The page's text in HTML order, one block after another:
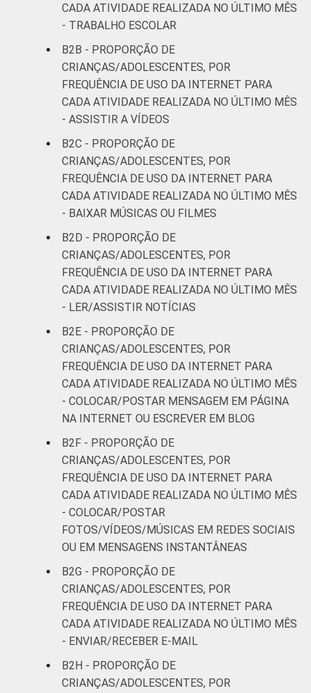
De 15 a 17
anos
RENDA
FAMILIAR
Até 1 SM
Mais de 1
SM até 2 SM
29 33
Mais de 2
SM até 3 SM
Mais de 3
SM
CLASSE
SOCIAL
AB
C 16 21
¹Base: 789 usuários de Internet de 11 a 17
anos que usaram a Internet para baixar
aplicativos gratuitos. Respostas
estimuladas. Dados coletados entre outubro
de 2014 e fevereiro de 2015.
Fonte: NIC.br - out 2014 / fev 2015
CADA ATIVIDADE REALIZADA NO ÚLTIMO MÊS
- TRABALHO ESCOLAR
B2B - PROPORÇÃO DE
CRIANÇAS/ADOLESCENTES, POR
FREQUÊNCIA DE USO DA INTERNET PARA
CADA ATIVIDADE REALIZADA NO ÚLTIMO MÊS
- ASSISTIR A VÍDEOS
B2C - PROPORÇÃO DE
CRIANÇAS/ADOLESCENTES, POR
FREQUÊNCIA DE USO DA INTERNET PARA
CADA ATIVIDADE REALIZADA NO ÚLTIMO MÊS
- BAIXAR MÚSICAS OU FILMES
B2D - PROPORÇÃO DE
CRIANÇAS/ADOLESCENTES, POR
FREQUÊNCIA DE USO DA INTERNET PARA
CADA ATIVIDADE REALIZADA NO ÚLTIMO MÊS
- LER/ASSISTIR NOTÍCIAS
B2E - PROPORÇÃO DE
CRIANÇAS/ADOLESCENTES, POR
FREQUÊNCIA DE USO DA INTERNET PARA
CADA ATIVIDADE REALIZADA NO ÚLTIMO MÊS
- COLOCAR/POSTAR MENSAGEM EM PÁGINA
NA INTERNET OU ESCREVER EM BLOG
B2F - PROPORÇÃO DE
CRIANÇAS/ADOLESCENTES, POR
FREQUÊNCIA DE USO DA INTERNET PARA
CADA ATIVIDADE REALIZADA NO ÚLTIMO MÊS
- COLOCAR/POSTAR
FOTOS/VÍDEOS/MÚSICAS EM REDES SOCIAIS
OU EM MENSAGENS INSTANTÂNEAS
B2G - PROPORÇÃO DE
CRIANÇAS/ADOLESCENTES, POR
FREQUÊNCIA DE USO DA INTERNET PARA
CADA ATIVIDADE REALIZADA NO ÚLTIMO MÊS
- ENVIAR/RECEBER E-MAIL
B2H - PROPORÇÃO DE
CRIANÇAS/ADOLESCENTES, POR